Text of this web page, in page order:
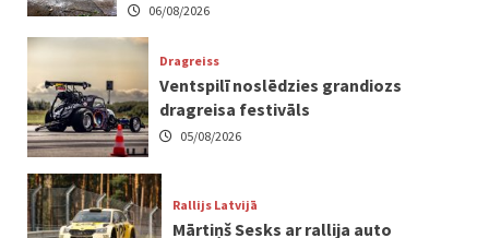
06/08/2026
Dragreiss
Ventspilī noslēdzies grandiozs
dragreisa festivāls
05/08/2026
Rallijs Latvijā
Mārtiņš Sesks ar rallija auto